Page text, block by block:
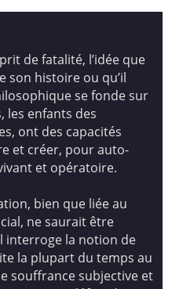
de fatalité, l’idée que
son histoire ou qu’il
se fonde sur
les enfants des
ont des capacités
et créer, pour auto-
et opératoire.
bien que liée au
ne saurait être
interroge la notion de
la plupart du temps au
souffrance subjective et